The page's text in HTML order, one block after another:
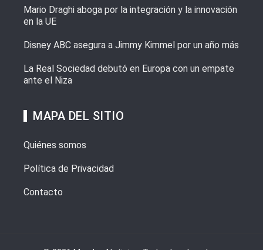
Mario Draghi aboga por la integración y la innovación
en la UE
Disney ABC asegura a Jimmy Kimmel por un año más
La Real Sociedad debutó en Europa con un empate
ante el Niza
MAPA DEL SITIO
Quiénes somos
Política de Privacidad
Contacto